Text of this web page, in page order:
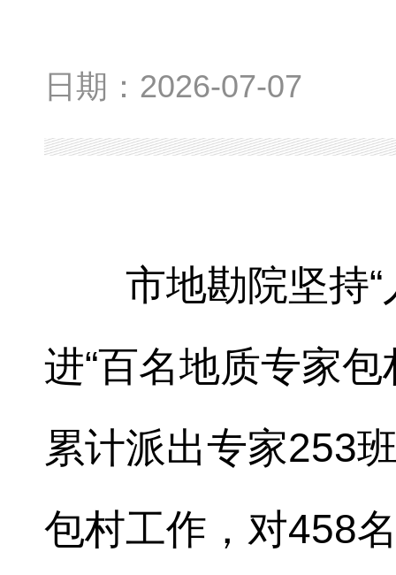
日期： 2026-07-07
市地勘院坚持
进“百名地质专家
累计派出专家253
包村工作，对458